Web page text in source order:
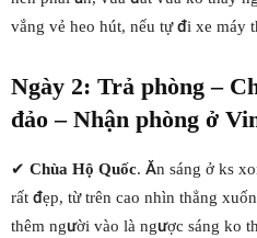
vắng vẻ heo hút, nếu tự đi xe máy
Ngày 2: Trả phòng –
đảo – Nhận phòng ở
✔ Chùa Hộ Quốc. Ăn sáng ở ks
rất đẹp, từ trên cao nhìn thẳng
thêm người vào là ngược sáng ko